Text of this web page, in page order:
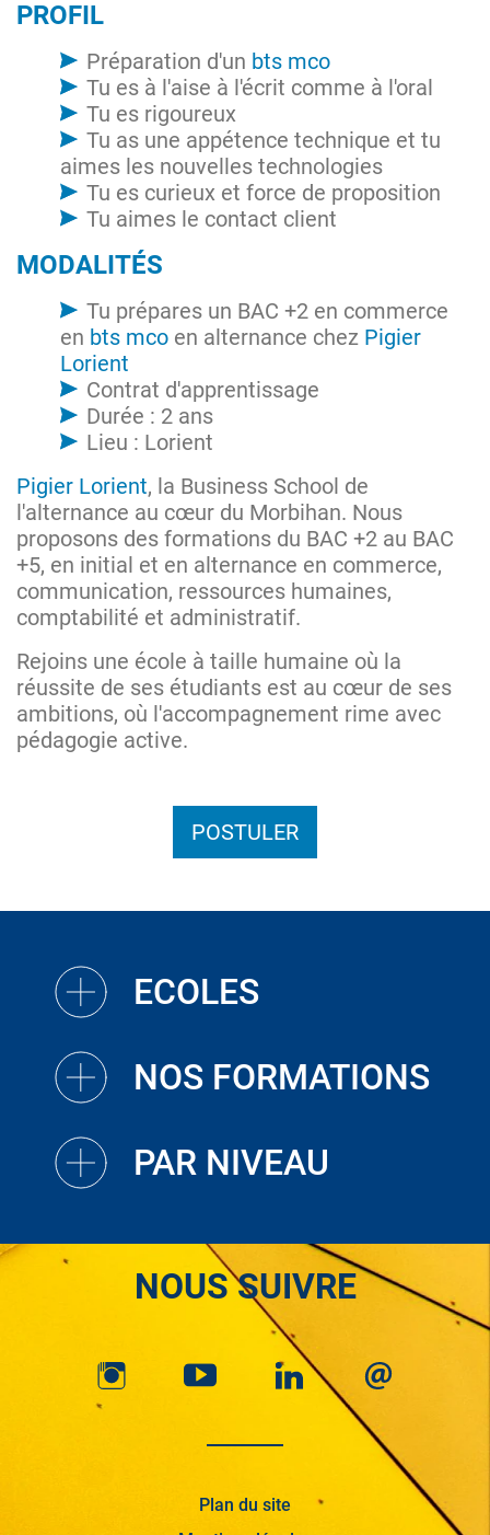
PROFIL
Préparation d'un bts mco
Tu es à l'aise à l'écrit comme à l'oral
Tu es rigoureux
Tu as une appétence technique et tu
aimes les nouvelles technologies
Tu es curieux et force de proposition
Tu aimes le contact client
MODALITÉS
Tu prépares un BAC +2 en commerce
en bts mco en alternance chez Pigier
Lorient
Contrat d'apprentissage
Durée : 2 ans
Lieu : Lorient
Pigier Lorient, la Business School de
l'alternance au cœur du Morbihan. Nous
proposons des formations du BAC +2 au BAC
+5, en initial et en alternance en commerce,
communication, ressources humaines,
comptabilité et administratif.
Rejoins une école à taille humaine où la
réussite de ses étudiants est au cœur de ses
ambitions, où l'accompagnement rime avec
pédagogie active.
POSTULER
ECOLES
NOS FORMATIONS
PAR NIVEAU
NOUS SUIVRE
Plan du site